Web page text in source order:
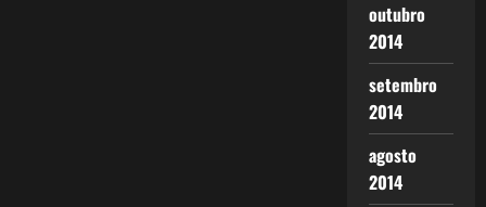
outubro
2014
setembro
2014
agosto
2014